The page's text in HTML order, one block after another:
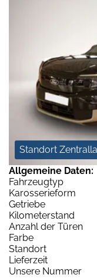
Standort
Allgemeine Daten:
Fahrzeugtyp
Karosserieform
Getriebe
Kilometerstand
Anzahl der Türen
Farbe
Standort
Lieferzeit
Unsere Nummer